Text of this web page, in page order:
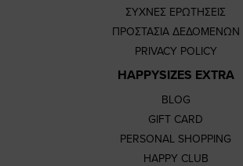
ΣΥΧΝΕΣ ΕΡΩΤΗΣΕΙΣ
ΠΡΟΣΤΑΣΙΑ ΔΕΔΟΜΕΝΩΝ
PRIVACY POLICY
HAPPYSIZES EXTRA
BLOG
GIFT CARD
PERSONAL SHOPPING
HAPPY CLUB